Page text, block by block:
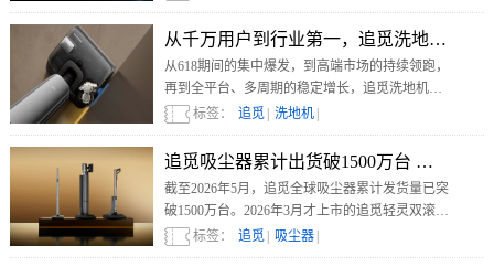
117.6%。
斯| 追觅 |
从千万用户到行业第一，追觅洗地机跑出
从618期间的集中爆发，到高端市场的持续领跑，
再到全平台、多周期的稳定增长，追觅洗地机正
在用一条不同于行业传统路径的发展曲线，重新
定义洗地机赛道的竞争逻辑。
标签： 追觅 洗地机
追觅吸尘器累计出货破1500万台 轻量化新
截至2026年5月，追觅全球吸尘器累计发货量已突
破1500万台。2026年3月才上市的追觅轻灵双滚刷
吸尘器Air，全球出货量已达15万台。
标签： 追觅 吸尘器